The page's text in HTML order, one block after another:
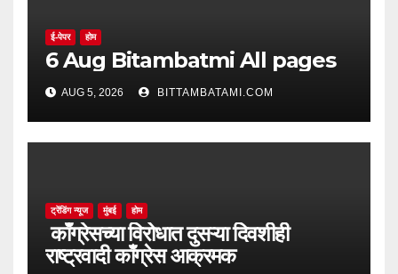
ई-पेपर होम
6 Aug Bitambatmi All pages
AUG 5, 2026 BITTAMBATAMI.COM
ट्रेंडिंग न्यूज मुंबई होम
काँग्रेसच्या विरोधात दुसऱ्या दिवशीही
राष्ट्रवादी काँग्रेस आक्रमक